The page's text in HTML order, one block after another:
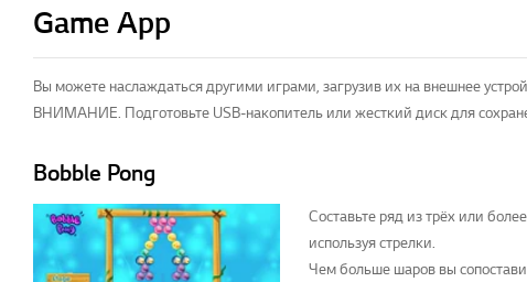
Game App
Вы можете наслаждаться другими играми, загрузив их на внешнее
ВНИМАНИЕ. Подготовьте USB-накопитель или жесткий диск для
Bobble Pong
Составьте ряд из трёх или
используя стрелки.
Чем больше шаров вы